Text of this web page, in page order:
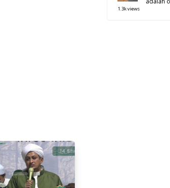
1.3k views